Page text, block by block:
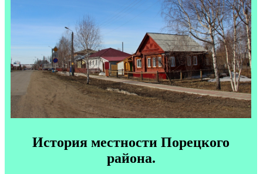
История местности Порецкого
района.